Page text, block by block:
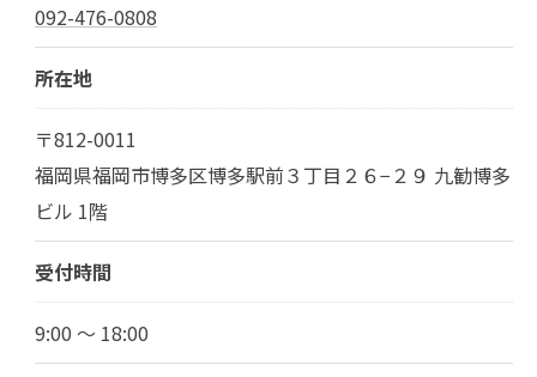
092-476-0808
所在地
〒812-0011
福岡県福岡市博多区博多駅前３丁目２６−２９ 九勧博多
ビル 1階
受付時間
9:00 ～ 18:00